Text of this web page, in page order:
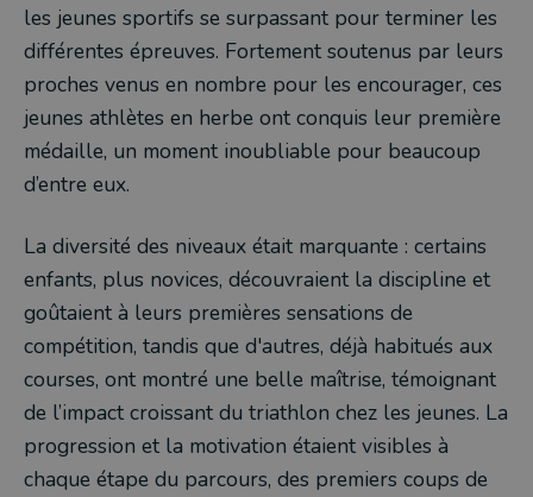
les jeunes sportifs se surpassant pour terminer les
différentes épreuves. Fortement soutenus par leurs
proches venus en nombre pour les encourager, ces
jeunes athlètes en herbe ont conquis leur première
médaille, un moment inoubliable pour beaucoup
d’entre eux.
La diversité des niveaux était marquante : certains
enfants, plus novices, découvraient la discipline et
goûtaient à leurs premières sensations de
compétition, tandis que d'autres, déjà habitués aux
courses, ont montré une belle maîtrise, témoignant
de l’impact croissant du triathlon chez les jeunes. La
progression et la motivation étaient visibles à
chaque étape du parcours, des premiers coups de